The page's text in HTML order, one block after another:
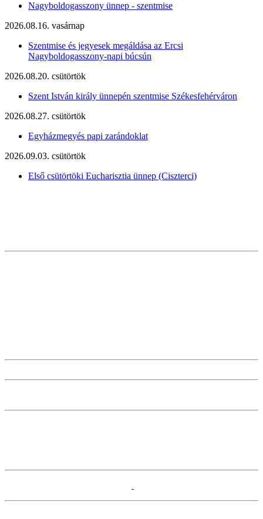
Nagyboldogasszony ünnep - szentmise
2026.08.16. vasárnap
Szentmise és jegyesek megáldása az Ercsi
Nagyboldogasszony-napi búcsún
2026.08.20. csütörtök
Szent István király ünnepén szentmise Székesfehérváron
2026.08.27. csütörtök
Egyházmegyés papi zarándoklat
2026.09.03. csütörtök
Első csütörtöki Eucharisztia ünnep (Ciszterci)